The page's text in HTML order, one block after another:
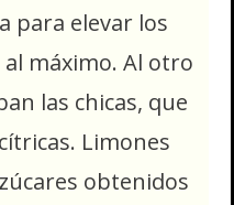
para elevar los
máximo. Al otro
las chicas, que
Limones
obtenidos